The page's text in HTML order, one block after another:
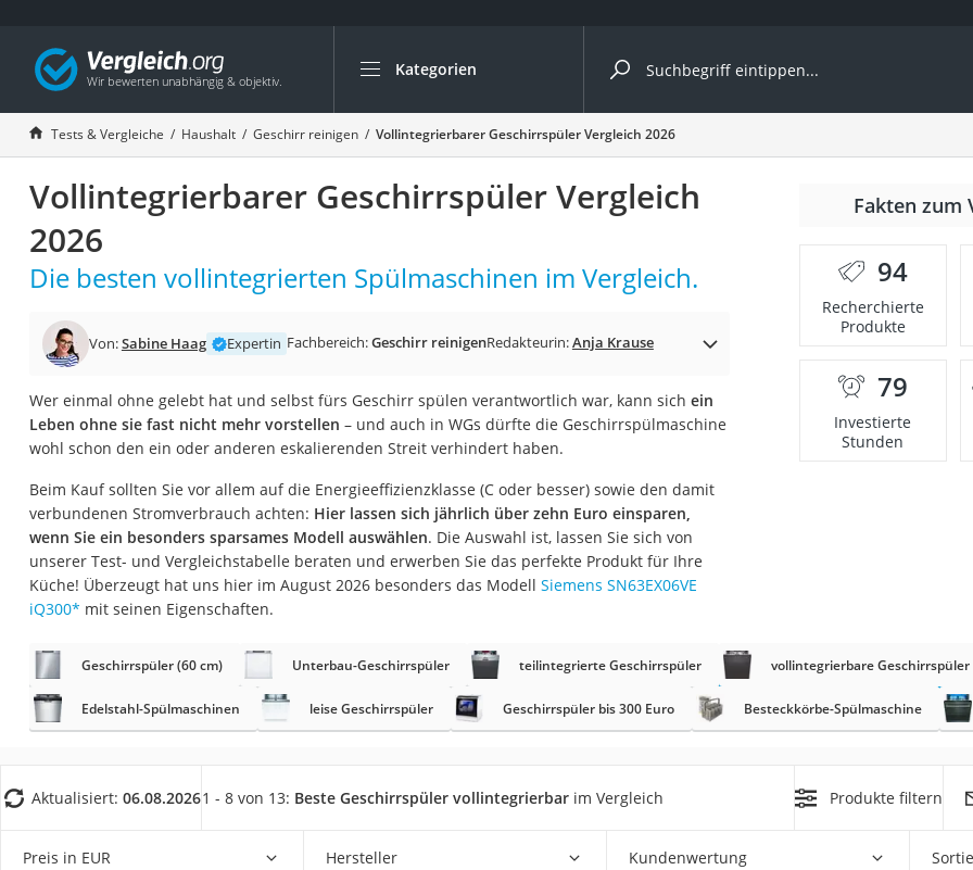
Kategorien
Die beliebtesten Vergleiche nach Kategorie
Haushalt
Wassersprudler
Zentralstaubsauger
Brotbackautomat
Wäschespinne
Akku-Staubsauger
Eierkocher
Saug-Wisch-Roboter
Handstaubsauger
Milchaufschäumer
Heißwasserspender
Tierhaarstaubsauger
Messerschärfer
Service
Tests & Vergleiche Haushalt Geschirr reinigen Vollintegrierbarer Geschirrspüler Vergleich 2026
Vollintegrierbarer Geschirrspüler Vergleich
2026
Die besten vollintegrierten Spülmaschinen im Vergleich.
Von:Sabine Haag Expertin Fachbereich:Geschirr reinigenRedakteurin:Anja Krause
Wer einmal ohne gelebt hat und selbst fürs Geschirr spülen verantwortlich war, kann sich ein
Leben ohne sie fast nicht mehr vorstellen – und auch in WGs dürfte die Geschirrspülmaschine
wohl schon den ein oder anderen eskalierenden Streit verhindert haben.
Beim Kauf sollten Sie vor allem auf die Energieeffizienzklasse (C oder besser) sowie den damit
verbundenen Stromverbrauch achten: Hier lassen sich jährlich über zehn Euro einsparen,
wenn Sie ein besonders sparsames Modell auswählen. Die Auswahl ist, lassen Sie sich von
unserer Test- und Vergleichstabelle beraten und erwerben Sie das perfekte Produkt für Ihre
Küche! Überzeugt hat uns hier im August 2026 besonders das Modell Siemens SN63EX06VE
iQ300* mit seinen Eigenschaften.
Fakten zum
94
Recherchierte
Produkte
79
Investierte
Stunden
Geschirrspüler (60 cm) Unterbau-Geschirrspüler teilintegrierte Geschirrspüler vollintegrierbare Geschirrspüler
Edelstahl-Spülmaschinen leise Geschirrspüler Geschirrspüler bis 300 Euro Besteckkörbe-Spülmaschine
Aktualisiert: 06.08.20261 - 8 von 13: Beste Geschirrspüler vollintegrierbar im Vergleich Produkte filtern
Preis in EUR Hersteller Kundenwertung